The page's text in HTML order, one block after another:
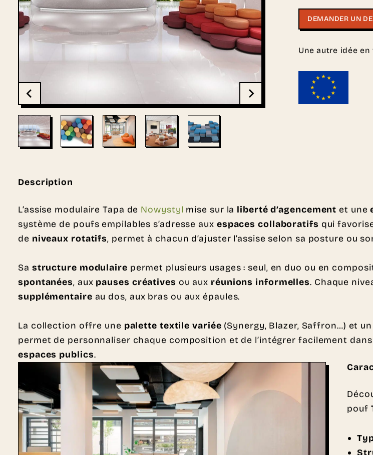
DEMANDER UN
Une autre idée en
Description
L’assise modulaire Tapa de Nowystyl mise sur la liberté d’agencement et une
système de poufs empilables s’adresse aux espaces collaboratifs qui
de niveaux rotatifs, permet à chacun d’ajuster l’assise selon sa posture ou
Sa structure modulaire permet plusieurs usages : seul, en duo ou en
spontanées, aux pauses créatives ou aux réunions informelles. Chaque
supplémentaire au dos, aux bras ou aux épaules.
La collection offre une palette textile variée (Synergy, Blazer, Saffron…) et un
permet de personnaliser chaque composition et de l’intégrer facilement
espaces publics.
pouf